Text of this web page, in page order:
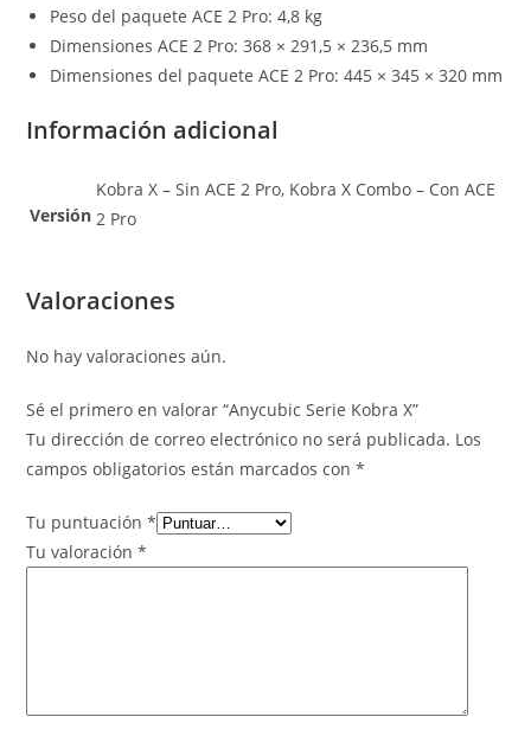
Peso del paquete ACE 2 Pro: 4,8 kg
Dimensiones ACE 2 Pro: 368 × 291,5 × 236,5 mm
Dimensiones del paquete ACE 2 Pro: 445 × 345 × 320 mm
Información adicional
Versión
Kobra X – Sin ACE 2 Pro, Kobra X Combo – Con ACE
2 Pro
Valoraciones
No hay valoraciones aún.
Sé el primero en valorar “Anycubic Serie Kobra X”
Tu dirección de correo electrónico no será publicada. Los
campos obligatorios están marcados con*
Tu puntuación*
Tu valoración*